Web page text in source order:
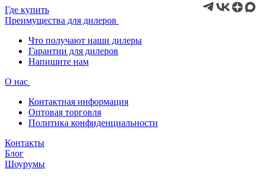
Где купить
Преимущества для дилеров
Что получают наши дилеры
Гарантии для дилеров
Напишите нам
О нас
Контактная информация
Оптовая торговля
Политика конфиденциальности
Контакты
Блог
Шоурумы